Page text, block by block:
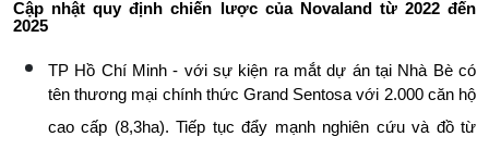
Cập nhật quy định chiến lược của Novaland từ 2022 đến
2025
TP Hồ Chí Minh - với sự kiện ra mắt dự án tại Nhà Bè có
tên thương mại chính thức Grand Sentosa với 2.000 căn hộ
cao cấp (8,3ha). Tiếp tục đẩy mạnh nghiên cứu và đồ từ